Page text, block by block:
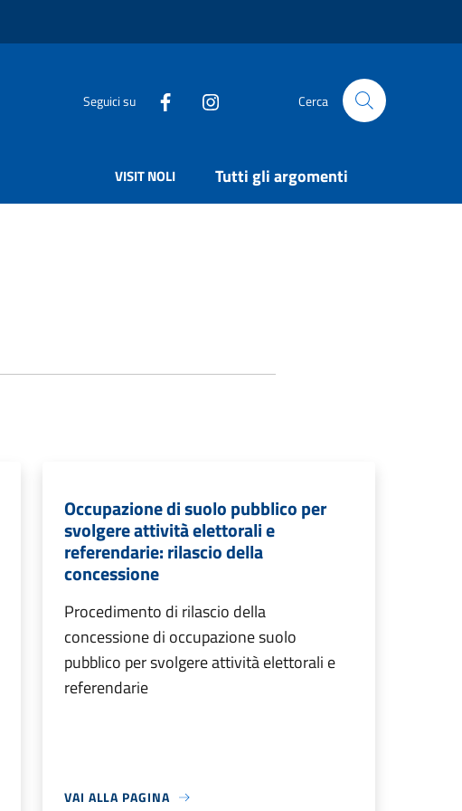
Seguici su Cerca
VISIT NOLI Tutti gli argomenti
Occupazione di suolo pubblico per
svolgere attività elettorali e
referendarie: rilascio della
concessione
Procedimento di rilascio della
concessione di occupazione suolo
pubblico per svolgere attività elettorali e
referendarie
VAI ALLA PAGINA